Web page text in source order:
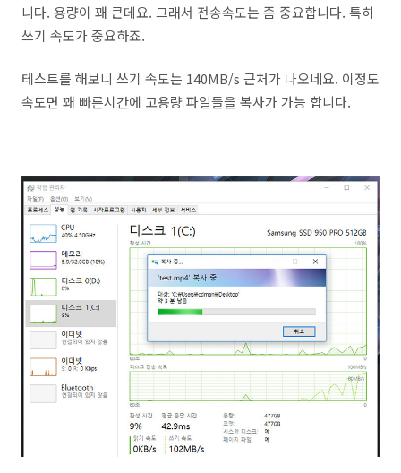
니다. 용량이 꽤 큰데요. 그래서 전송속도는 좀 중요합니다. 특히
쓰기 속도가 중요하죠.
테스트를 해보니 쓰기 속도는 140MB/s 근처가 나오네요. 이정도
속도면 꽤 빠른시간에 고용량 파일들을 복사가 가능 합니다.